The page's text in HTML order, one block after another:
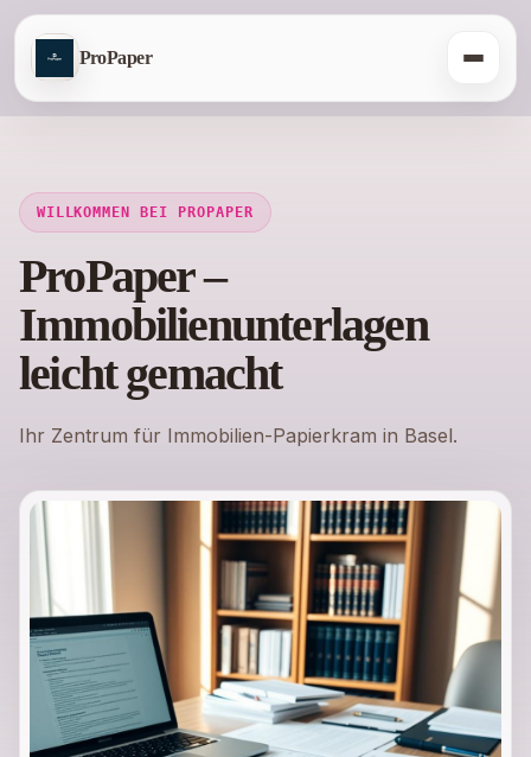
ProPaper
WILLKOMMEN BEI PROPAPER
ProPaper –
Immobilienunterlagen
leicht gemacht
Ihr Zentrum für Immobilien-Papierkram in Basel.